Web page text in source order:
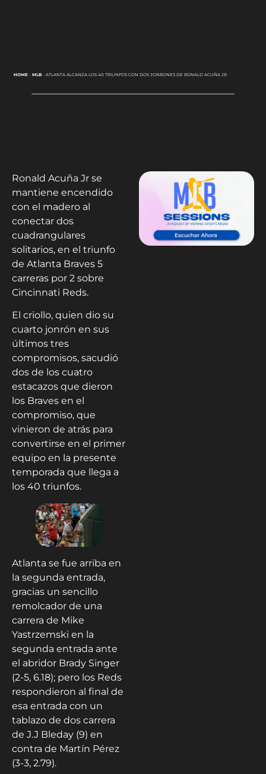
HOME- MLB- ATLANTA ALCANZA LOS 40 TRIUNFOS CON DOS JONRONES DE RONALD ACUÑA JR
Ronald Acuña Jr se
mantiene encendido
con el madero al
conectar dos
cuadrangulares
solitarios, en el triunfo
de Atlanta Braves 5
carreras por 2 sobre
Cincinnati Reds.
El criollo, quien dio su
cuarto jonrón en sus
últimos tres
compromisos, sacudió
dos de los cuatro
estacazos que dieron
los Braves en el
compromiso, que
vinieron de atrás para
convertirse en el primer
equipo en la presente
temporada que llega a
los 40 triunfos.
Atlanta se fue arriba en
la segunda entrada,
gracias un sencillo
remolcador de una
carrera de Mike
Yastrzemski en la
segunda entrada ante
el abridor Brady Singer
(2-5, 6.18); pero los Reds
respondieron al final de
esa entrada con un
tablazo de dos carrera
de J.J Bleday (9) en
contra de Martín Pérez
(3-3, 2.79).